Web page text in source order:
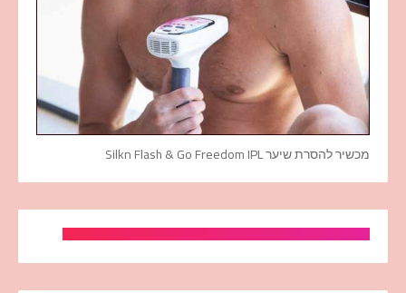
מכשיר להסרת שיער Silkn Flash & Go Freedom IPL